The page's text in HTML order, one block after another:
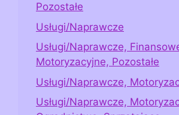
Pozostałe
Usługi/Naprawcze
Usługi/Naprawcze,
Motoryzacyjne, Pozostałe
Usługi/Naprawcze,
Usługi/Naprawcze,